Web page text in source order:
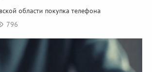
области покупка телефона
796